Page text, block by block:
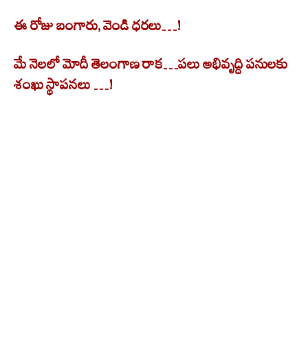
ఈ రోజు బంగారు, వెండి ధ‌ర‌లు…!
మే నెల‌లో మోదీ తెలంగాణ రాక…ప‌లు అభివృద్ది ప‌నుల‌కు
శంఖు స్థాప‌న‌లు …!